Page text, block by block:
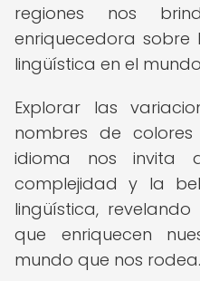
regiones nos
enriquecedora
lingüística en el
Explorar las
nombres de
idioma nos invita
complejidad y la
lingüística,
que enriquecen
mundo que nos rodea.